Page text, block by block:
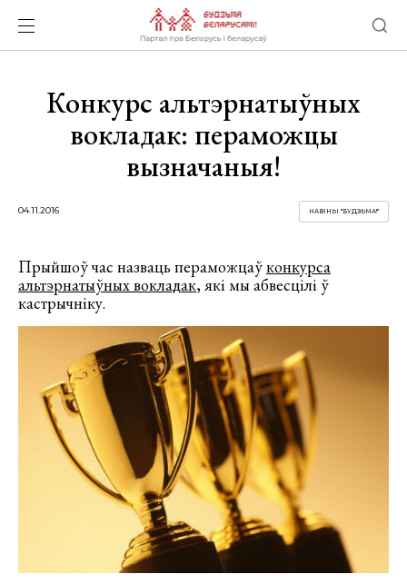
Конкурс альтэрнатыўных
вокладак: пераможцы
вызначаныя!
04.11.2016 НАВІНЫ "БУДЗЬМА!"
Прыйшоў час назваць пераможцаўконкурса
альтэрнатыўных вокладак, які мы абвесцілі ў
кастрычніку.